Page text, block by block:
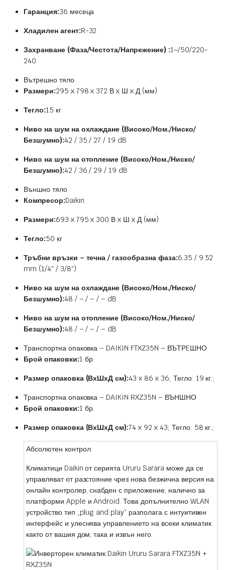
Гаранция:36 месеца
Хладилен агент:R-32
Захранване (Фаза/Честота/Напрежение) :1~/50/220-
240
Вътрешно тяло
Размери:295 x 798 x 372 В x Ш x Д (мм)
Тегло:15 кг
Ниво на шум на охлаждане (Високо/Ном./Ниско/
Безшумно):42 / 35 / 27 / 19 dB
Ниво на шум на отопление (Високо/Ном./Ниско/
Безшумно):42 / 36 / 29 / 19 dB
Външно тяло
Компресор:Daikin
Размери:693 x 795 x 300 В x Ш x Д (мм)
Тегло:50 кг
Тръбни връзки – течна / газообразна фаза:6.35 / 9.52
mm (1/4″ / 3/8″)
Ниво на шум на охлаждане (Високо/Ном./Ниско/
Безшумно):48 / – / – / – dB
Ниво на шум на отопление (Високо/Ном./Ниско/
Безшумно):48 / – / – / – dB
Транспортна опаковка – DAIKIN FTXZ35N – ВЪТРEШНО
Брой опаковки:1 бр.
Размер опаковка (ВхШхД см):43 x 86 x 36; Тегло: 19 кг.;
Транспортна опаковка – DAIKIN RXZ35N – ВЪНШНО
Брой опаковки:1 бр.
Размер опаковка (ВхШхД см):74 x 92 x 43; Тегло: 58 кг.;
Абсолютен контрол
Климатици Daikin от серията Ururu Sarara може да се
управляват от разстояние чрез нова безжична версия на
онлайн контролер, снабден с приложение, налично за
платформи Apple и Android. Това допълнително WLAN
устройство тип „plug and play“ разполага с интуитивен
интерфейс и улеснява управлението на всеки климатик
както от вашия дом, така и извън него.